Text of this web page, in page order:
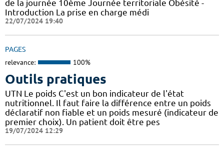
de la journée 10ème Journée territoriale Obésité -
Introduction La prise en charge médi
22/07/2024 19:40
PAGES
relevance: 100%
Outils pratiques
UTN Le poids C'est un bon indicateur de l'état
nutritionnel. Il faut faire la différence entre un poids
déclaratif non fiable et un poids mesuré (indicateur de
premier choix). Un patient doit être pes
19/07/2024 12:29